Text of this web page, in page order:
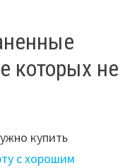
которых не
купить
с хорошим